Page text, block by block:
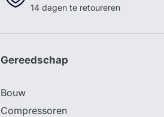
14 dagen te retoureren
Gereedschap
Bouw
Compressoren